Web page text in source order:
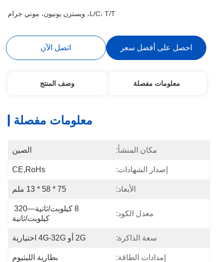
L/C، T/T، ويسترن يونيون، موني جرام
احصل على أفضل سعر اتصل الآن
معلومات مفصلة وصف المنتج
معلومات مفصلة
مكان المنشأ: الصين
إصدار الشهادات: CE,RoHs
الأبعاد: 75 * 58 * 13 ملم
معدل الكود:
كيلوبت/ثانية
سعة الذاكرة: 2G أو 4G-32G اختيارية
إمدادات الطاقة: بطارية الليثيوم